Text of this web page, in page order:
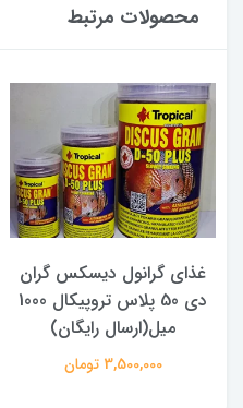
محصولات مرتبط
غذای گرانول دیسکس گران
دی 50 پلاس تروپیکال 250
میل(ارسال رایگان)
990,000 تومان